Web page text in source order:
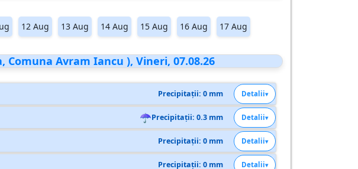
12 Aug 13 Aug 14 Aug 15 Aug 16 Aug 17 Aug
Comuna Avram Iancu ), Vineri, 07.08.26
Precipitații: 0 mm Detalii
☂Precipitații: 0.3 mm Detalii
Precipitații: 0 mm Detalii
Precipitații: 0 mm Detalii